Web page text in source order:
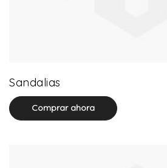
Sandalias
Comprar ahora